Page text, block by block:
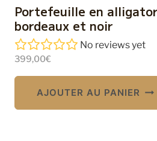
Portefeuille en
bordeaux et noir
No reviews yet
399,00€
AJOUTER AU PANIER